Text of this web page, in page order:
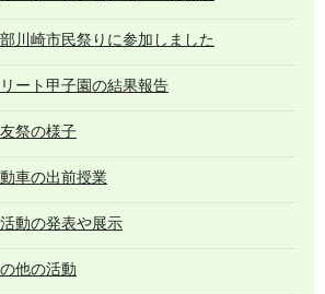
川崎市民祭りに参加しました
ート甲子園の結果報告
祭の様子
車の出前授業
動の発表や展示
他の活動